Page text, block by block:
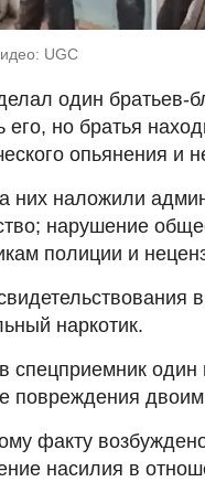
UGC
один братьев-
его, но братья
опьянения и
них наложили
нарушение
полиции и
наркотик.
спецприемник один
повреждения
факту
насилия в